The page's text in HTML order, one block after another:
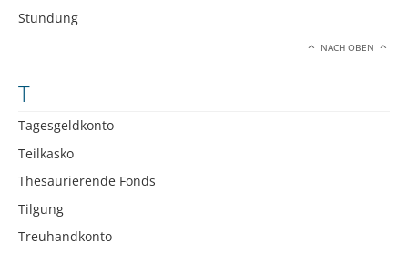
Stundung
NACH OBEN
T
Tagesgeldkonto
Teilkasko
Thesaurierende Fonds
Tilgung
Treuhandkonto